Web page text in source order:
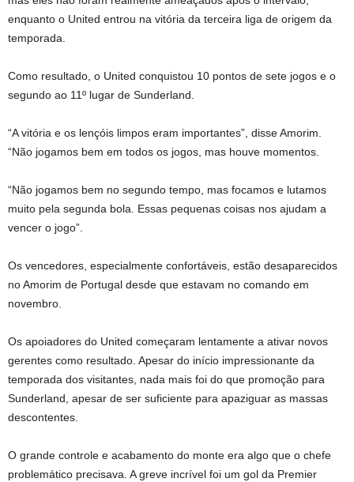
enquanto o United entrou na vitória da terceira liga de origem da
temporada.
Como resultado, o United conquistou 10 pontos de sete jogos e o
segundo ao 11º lugar de Sunderland.
“A vitória e os lençóis limpos eram importantes”, disse Amorim.
“Não jogamos bem em todos os jogos, mas houve momentos.
“Não jogamos bem no segundo tempo, mas focamos e lutamos
muito pela segunda bola. Essas pequenas coisas nos ajudam a
vencer o jogo”.
Os vencedores, especialmente confortáveis, estão desaparecidos
no Amorim de Portugal desde que estavam no comando em
novembro.
Os apoiadores do United começaram lentamente a ativar novos
gerentes como resultado. Apesar do início impressionante da
temporada dos visitantes, nada mais foi do que promoção para
Sunderland, apesar de ser suficiente para apaziguar as massas
descontentes.
O grande controle e acabamento do monte era algo que o chefe
problemático precisava. A greve incrível foi um gol da Premier